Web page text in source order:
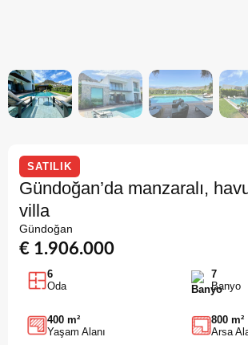
SATILIK
Gündoğan’da manzaralı,
villa
Gündoğan
€ 1.906.000
6
Oda
7
Banyo
400 m²
Yaşam Alanı
800 m²
Arsa